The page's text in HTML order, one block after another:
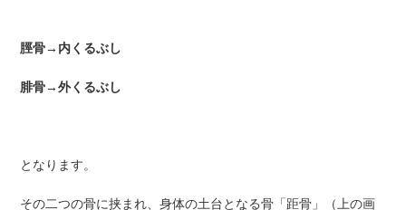
脛骨→内くるぶし
腓骨→外くるぶし
となります。
その二つの骨に挟まれ、身体の土台となる骨「距骨」（上の画